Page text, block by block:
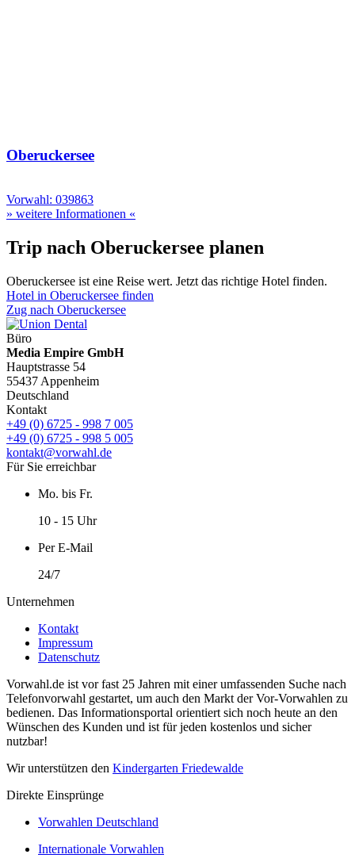
Oberuckersee
Vorwahl: 039863
» weitere Informationen «
Trip nach Oberuckersee planen
Oberuckersee ist eine Reise wert. Jetzt das richtige Hotel finden.
Hotel in Oberuckersee finden
Zug nach Oberuckersee
Büro
Media Empire GmbH
Hauptstrasse 54
55437 Appenheim
Deutschland
Kontakt
+49 (0) 6725 - 998 7 005
+49 (0) 6725 - 998 5 005
kontakt@vorwahl.de
Für Sie erreichbar
Mo. bis Fr.
10 - 15 Uhr
Per E-Mail
24/7
Unternehmen
Kontakt
Impressum
Datenschutz
Vorwahl.de ist vor fast 25 Jahren mit einer umfassenden Suche nach
Telefonvorwahl gestartet, um auch den Markt der Vor-Vorwahlen zu
bedienen. Das Informationsportal orientiert sich noch heute an den
Wünschen des Kunden und ist für jeden kostenlos und sicher
nutzbar!
Wir unterstützen den Kindergarten Friedewalde
Direkte Einsprünge
Vorwahlen Deutschland
Internationale Vorwahlen